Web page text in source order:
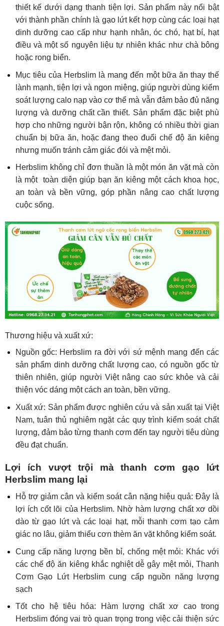
thiết kế dưới dạng thanh tiện lợi. Sản phẩm này nổi bật
với thành phần chính là gạo lứt kết hợp cùng các loại hạt
dinh dưỡng cao cấp như hạnh nhân, óc chó, hạt bí, hạt
điều và một số nguyên liệu tự nhiên khác như chà bông
hoặc rong biển.
Mục tiêu của Herbslim là mang đến một bữa ăn thay thế
lành mạnh, tiện lợi và ngon miệng, giúp người dùng kiểm
soát lượng calo nạp vào cơ thể mà vẫn đảm bảo đủ năng
lượng và dưỡng chất cần thiết. Sản phẩm đặc biệt phù
hợp cho những người bận rộn, không có nhiều thời gian
chuẩn bị bữa ăn, hoặc đang theo đuổi chế độ ăn kiêng
nhưng muốn tránh cảm giác đói và mệt mỏi.
Herbslim không chỉ đơn thuần là một món ăn vặt mà còn
là một toàn diện giúp bạn ăn kiêng một cách khoa học,
an toàn và bền vững, góp phần nâng cao chất lượng
cuộc sống.
Thương hiệu và xuất xứ:
Nguồn gốc: Herbslim ra đời với sứ mệnh mang đến các
sản phẩm dinh dưỡng chất lượng cao, có nguồn gốc từ
thiên nhiên, giúp người Việt nâng cao sức khỏe và cải
thiện vóc dáng một cách an toàn, bền vững.
Xuất xứ: Sản phẩm được nghiên cứu và sản xuất tại Việt
Nam, tuân thủ nghiêm ngặt các quy trình kiểm soát chất
lượng, đảm bảo từng thanh cơm đến tay người tiêu dùng
đều đạt chuẩn.
Lợi ích vượt trội mà thanh cơm gạo lứt
Herbslim mang lại
Hỗ trợ giảm cân và kiểm soát cân nặng hiệu quả: Đây là
lợi ích cốt lõi của Herbslim. Nhờ hàm lượng chất xơ dồi
dào từ gạo lứt và các loại hạt, mỗi thanh cơm tạo cảm
giác no lâu, giảm thiểu cơn thèm ăn vặt không kiểm soát.
Cung cấp năng lượng bền bỉ, chống mệt mỏi: Khác với
các chế độ ăn kiêng khắc nghiệt dễ gây mệt mỏi, Thanh
Cơm Gạo Lứt Herbslim cung cấp nguồn năng lượng
sạch
Tốt cho hệ tiêu hóa: Hàm lượng chất xơ cao trong
Herbslim đóng vai trò quan trọng trong việc cải thiện sức